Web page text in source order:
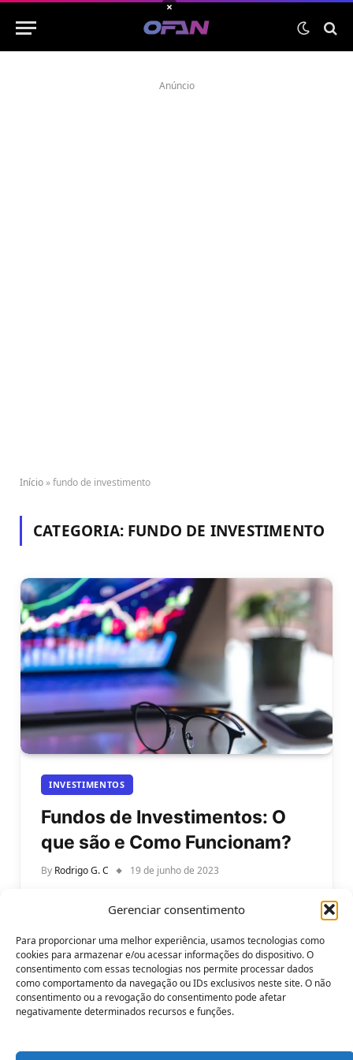
Gerenciar consentimento
Para proporcionar uma melhor experiência, usamos tecnologias como
cookies para armazenar e/ou acessar informações do dispositivo. O
consentimento com essas tecnologias nos permite processar dados
como comportamento da navegação ou IDs exclusivos neste site. O não
consentimento ou a revogação do consentimento pode afetar
negativamente determinados recursos e funções.
Anúncio
Início »fundo de investimento
CATEGORIA: FUNDO DE INVESTIMENTO
INVESTIMENTOS
Fundos de Investimentos: O
que são e Como Funcionam?
By Rodrigo G. C 19 de junho de 2023
funcionam e o que são esses tipos de
investimentos? Investir dinheiro de forma
inteligente…
×